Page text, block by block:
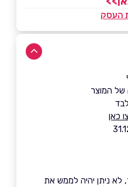
העסק
המוצר
כאן
לא ניתן יהיה לממש את